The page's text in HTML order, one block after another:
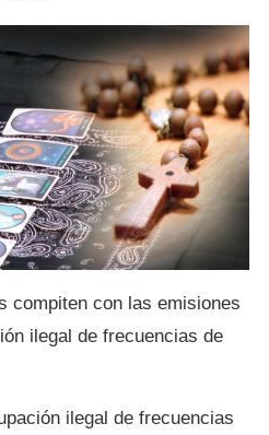
compiten con las emisiones
ilegal de frecuencias de
ilegal de frecuencias